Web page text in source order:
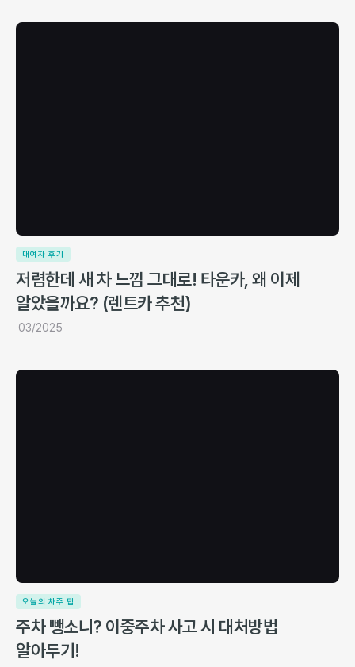
대여자 후기
저렴한데 새 차 느낌 그대로! 타운카, 왜 이제
알았을까요? (렌트카 추천)
03/2025
오늘의 차주 팁
주차 뺑소니? 이중주차 사고 시 대처방법
알아두기!